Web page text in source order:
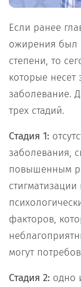
Если ранее
ожирения был
степени, то
которые несет
заболевание.
трех стадий.
Стадия 1:
заболевания,
повышенным
факторов,
могут
Стадия 2: одно